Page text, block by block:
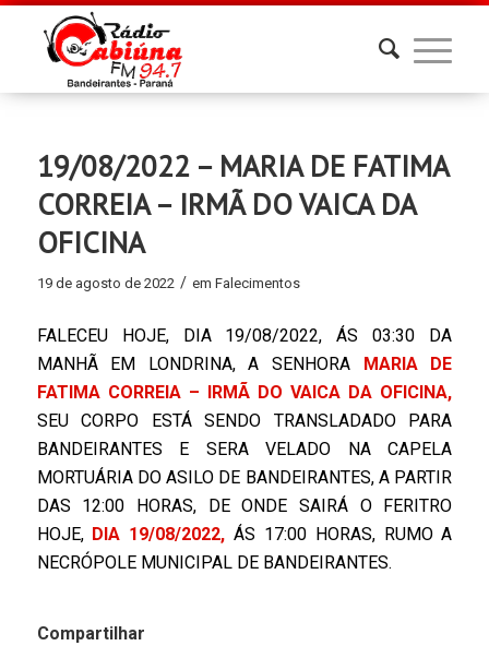
19/08/2022 – MARIA DE FATIMA
CORREIA – IRMÃ DO VAICA DA
OFICINA
19 de agosto de 2022 / em Falecimentos
FALECEU HOJE, DIA 19/08/2022, ÁS 03:30 DA
MANHÃ EM LONDRINA, A SENHORA MARIA DE
FATIMA CORREIA – IRMÃ DO VAICA DA OFICINA,
SEU CORPO ESTÁ SENDO TRANSLADADO PARA
BANDEIRANTES E SERA VELADO NA CAPELA
MORTUÁRIA DO ASILO DE BANDEIRANTES, A PARTIR
DAS 12:00 HORAS, DE ONDE SAIRÁ O FERITRO
HOJE, DIA 19/08/2022, ÁS 17:00 HORAS, RUMO A
NECRÓPOLE MUNICIPAL DE BANDEIRANTES.
Compartilhar